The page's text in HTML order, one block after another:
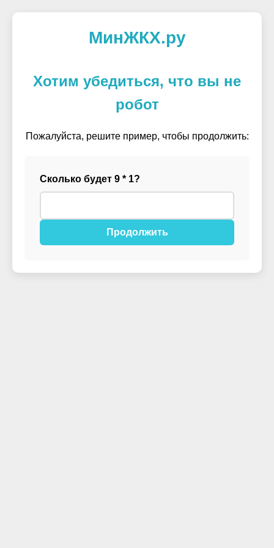
МинЖКХ.ру
Хотим убедиться, что вы не
робот
Пожалуйста, решите пример, чтобы продолжить:
Сколько будет 9 * 1?
Продолжить